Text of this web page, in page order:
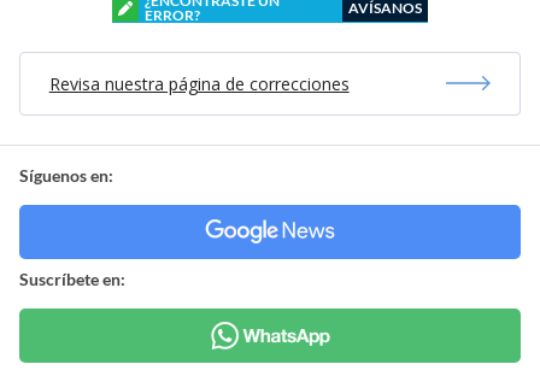
ERROR?
AVÍSANOS
Revisa nuestra página de correcciones
Síguenos en:
Suscríbete en: